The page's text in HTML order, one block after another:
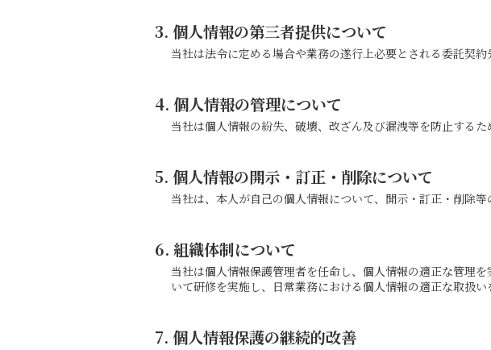
3. 個人情報の第三者提供について
当社は法令に定める場合や業務の遂行上必要とされる委託契
4. 個人情報の管理について
当社は個人情報の紛失、破壊、改ざん及び漏洩等を防止する
5. 個人情報の開示・訂正・削除について
当社は、本人が自己の個人情報について、開示・訂正・削除
6. 組織体制について
当社は個人情報保護管理者を任命し、個人情報の適正な管理
いて研修を実施し、日常業務における個人情報の適正な取扱い
7. 個人情報保護の継続的改善